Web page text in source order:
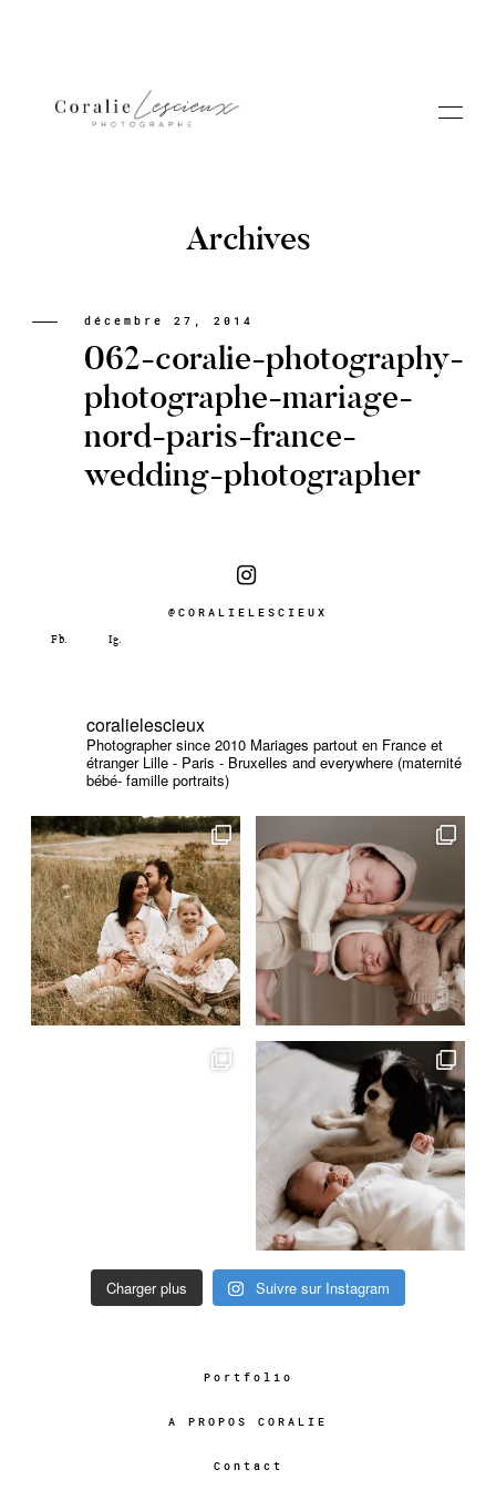
Portfolio
A PROPOS CORALIE
Archives
décembre 27, 2014
062-coralie-photography-
photographe-mariage-
nord-paris-france-
wedding-photographer
@CORALIELESCIEUX
coralielescieux
Photographer since 2010 Mariages partout en France et
étranger Lille - Paris - Bruxelles and everywhere (maternité
bébé- famille portraits)
Charger plus Suivre sur Instagram
Portfolio
A PROPOS CORALIE
Contact